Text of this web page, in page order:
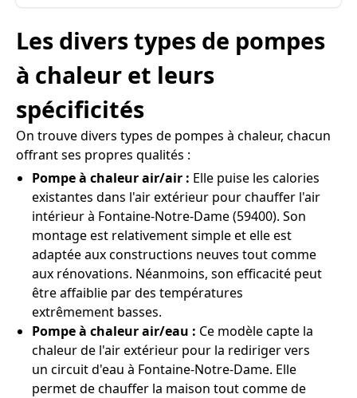
Les divers types de pompes
à chaleur et leurs
spécificités
On trouve divers types de pompes à chaleur, chacun
offrant ses propres qualités :
Pompe à chaleur air/air : Elle puise les calories
existantes dans l'air extérieur pour chauffer l'air
intérieur à Fontaine-Notre-Dame (59400). Son
montage est relativement simple et elle est
adaptée aux constructions neuves tout comme
aux rénovations. Néanmoins, son efficacité peut
être affaiblie par des températures
extrêmement basses.
Pompe à chaleur air/eau : Ce modèle capte la
chaleur de l'air extérieur pour la rediriger vers
un circuit d'eau à Fontaine-Notre-Dame. Elle
permet de chauffer la maison tout comme de